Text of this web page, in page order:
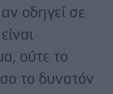
οδηγεί σε
ούτε το
το δυνατόν